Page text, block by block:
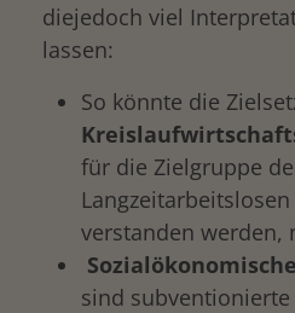
diejedoch viel
lassen:
So könnte die
für die Zielgruppe
Langzeitarbeitslosen
verstanden werden,
Sozialökonomische
sind